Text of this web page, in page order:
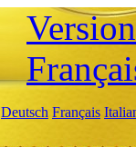
Deutsch Français